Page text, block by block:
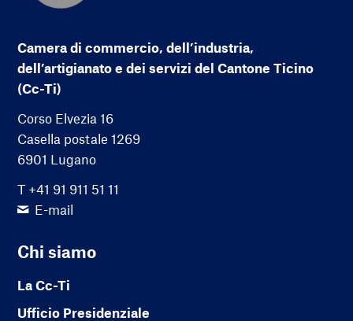
Camera di commercio, dell’industria,
dell’artigianato e dei servizi del Cantone Ticino
(Cc-Ti)
Corso Elvezia 16
Casella postale 1269
6901 Lugano
T +41 91 911 51 11
E-mail
Chi siamo
La Cc-Ti
Ufficio Presidenziale